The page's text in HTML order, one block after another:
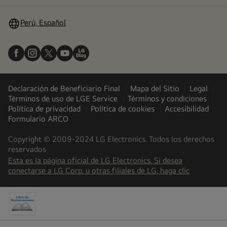
Perú, Español
Declaración de Beneficiario Final Mapa del Sitio
Legal
Términos de uso de LGE Service
Términos y condiciones
Política de privacidad
Política de cookies
Accesibilidad
Formulario ARCO
Copyright © 2009-2024 LG Electronics. Todos los derechos
reservados
Esta es la página oficial de LG Electronics. Si desea
conectarse a LG Corp. u otras filiales de LG, haga clic(